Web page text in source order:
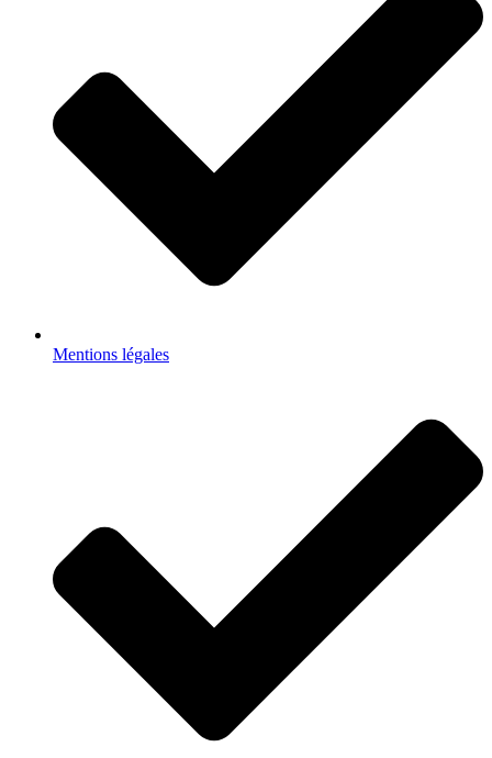
Mentions légales